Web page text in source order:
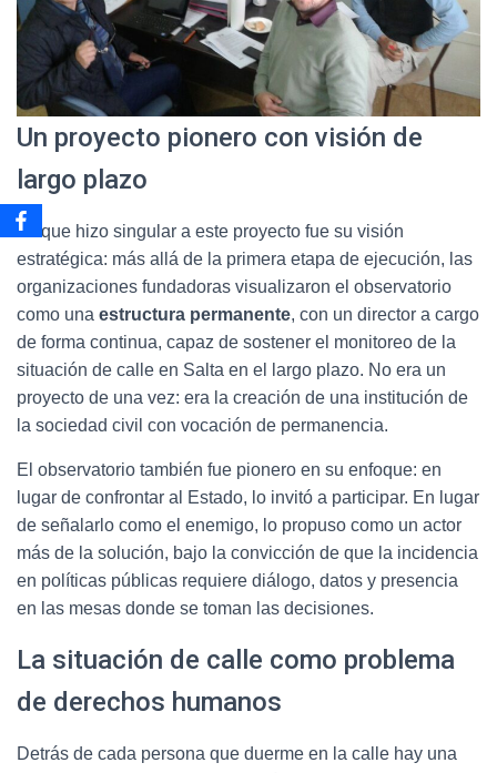
Un proyecto pionero con visión de
largo plazo
Lo que hizo singular a este proyecto fue su visión
estratégica: más allá de la primera etapa de ejecución, las
organizaciones fundadoras visualizaron el observatorio
como una estructura permanente, con un director a cargo
de forma continua, capaz de sostener el monitoreo de la
situación de calle en Salta en el largo plazo. No era un
proyecto de una vez: era la creación de una institución de
la sociedad civil con vocación de permanencia.
El observatorio también fue pionero en su enfoque: en
lugar de confrontar al Estado, lo invitó a participar. En lugar
de señalarlo como el enemigo, lo propuso como un actor
más de la solución, bajo la convicción de que la incidencia
en políticas públicas requiere diálogo, datos y presencia
en las mesas donde se toman las decisiones.
La situación de calle como problema
de derechos humanos
Detrás de cada persona que duerme en la calle hay una